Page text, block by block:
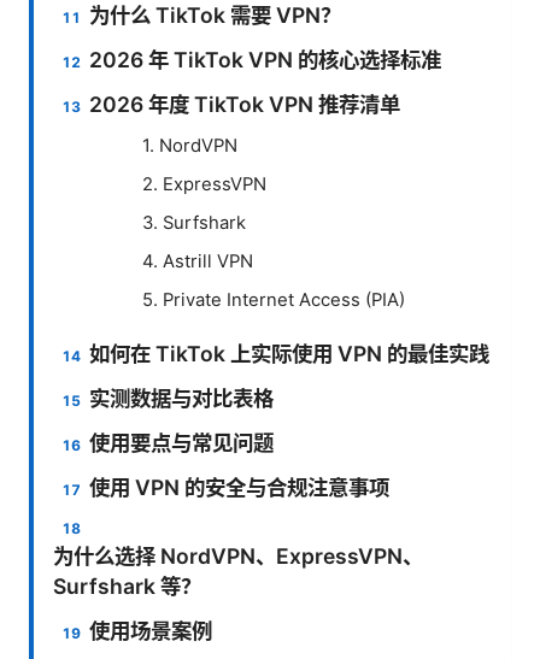
为什么 TikTok 需要 VPN？
2026 年 TikTok VPN 的核心选择标准
2026 年度 TikTok VPN 推荐清单
1. NordVPN
2. ExpressVPN
3. Surfshark
4. Astrill VPN
5. Private Internet Access (PIA)
如何在 TikTok 上实际使用 VPN 的最佳实践
实测数据与对比表格
使用要点与常见问题
使用 VPN 的安全与合规注意事项
为什么选择 NordVPN、ExpressVPN、
Surfshark 等？
使用场景案例